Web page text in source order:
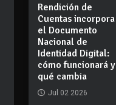
Rendición de
Cuentas incorpora
el Documento
Nacional de
Identidad Digital:
cómo funcionará y
qué cambia
Jul 02 2026